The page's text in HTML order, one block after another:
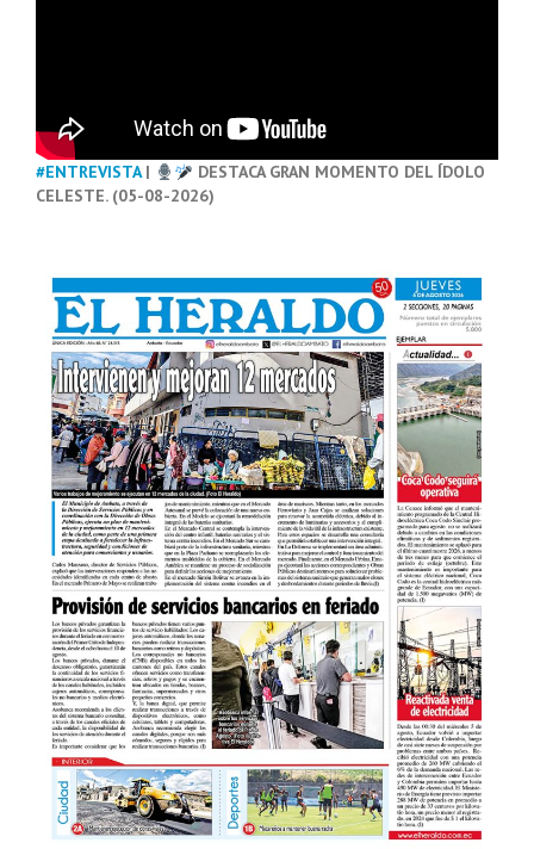
#ENTREVISTA|
DESTACA GRAN MOMENTO DEL ÍDOLO
CELESTE. (05-08-2026)